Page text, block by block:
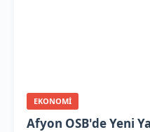
EKONOMI
Afyon OSB'de Yeni